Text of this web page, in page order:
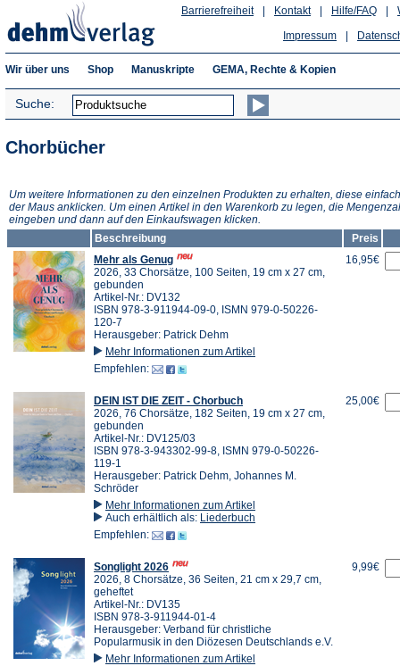
Hilfe/FAQ
Kontakt
Barrierefreiheit
Impressum
Wir über uns Shop Manuskripte GEMA, Rechte & Kopien
Suche:
Chorbücher
Um weitere Informationen zu den einzelnen Produkten zu erhalten, diese
der Maus anklicken. Um einen Artikel in den Warenkorb zu legen, die
eingeben und dann auf den Einkaufswagen klicken.
Beschreibung
Preis
Mehr als Genug
2026, 33 Chorsätze, 100 Seiten, 19 cm x 27 cm,
gebunden
Artikel-Nr.: DV132
ISBN 978-3-911944-09-0, ISMN 979-0-50226-
120-7
Herausgeber: Patrick Dehm
Mehr Informationen zum Artikel
Empfehlen:
16,95€
DEIN IST DIE ZEIT - Chorbuch
2026, 76 Chorsätze, 182 Seiten, 19 cm x 27 cm,
gebunden
Artikel-Nr.: DV125/03
ISBN 978-3-943302-99-8, ISMN 979-0-50226-
119-1
Herausgeber: Patrick Dehm, Johannes M.
Schröder
Mehr Informationen zum Artikel
Auch erhältlich als: Liederbuch
Empfehlen:
25,00€
Songlight 2026
2026, 8 Chorsätze, 36 Seiten, 21 cm x 29,7 cm,
geheftet
Artikel-Nr.: DV135
ISBN 978-3-911944-01-4
Herausgeber: Verband für christliche
Popularmusik in den Diözesen Deutschlands e.V.
Mehr Informationen zum Artikel
9,99€